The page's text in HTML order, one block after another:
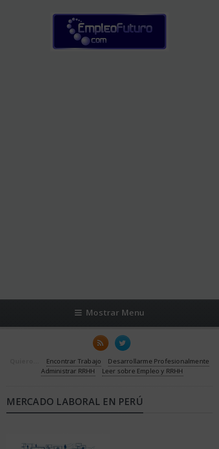
Mostrar Menu
Encontrar Trabajo
Desarrollarme Profesionalmente
Administrar RRHH
Leer sobre Empleo y RRHH
MERCADO LABORAL EN PERÚ